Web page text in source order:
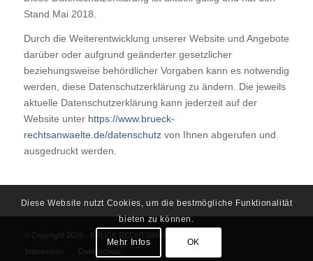
Stand Mai 2018.
Durch die Weiterentwicklung unserer Website und Angebote
darüber oder aufgrund geänderter gesetzlicher
beziehungsweise behördlicher Vorgaben kann es notwendig
werden, diese Datenschutzerklärung zu ändern. Die jeweils
aktuelle Datenschutzerklärung kann jederzeit auf der
Website unter https://www.brueck-
rechtsanwaelte.de/datenschutzvon Ihnen abgerufen und
ausgedruckt werden.
© Copyright 2026 - BRÜCK RECHTSANWÄLTE
Impressum
Datenschutz
Diese Website nutzt Cookies, um die bestmögliche Funktionalität
bieten zu können.
Mehr Infos OK